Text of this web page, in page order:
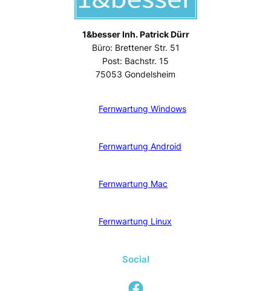
1&besser Inh. Patrick Dürr
Büro: Brettener Str. 51
Post: Bachstr. 15
75053 Gondelsheim
Fernwartung Windows
Fernwartung Android
Fernwartung Mac
Fernwartung Linux
Social